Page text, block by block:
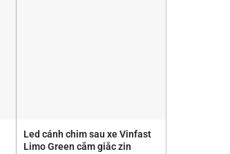
Led cánh chim sau xe Vinfast
Limo Green cắm giắc zin